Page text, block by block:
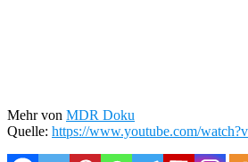
Mehr von MDR Doku
Quelle: https://www.youtube.com/